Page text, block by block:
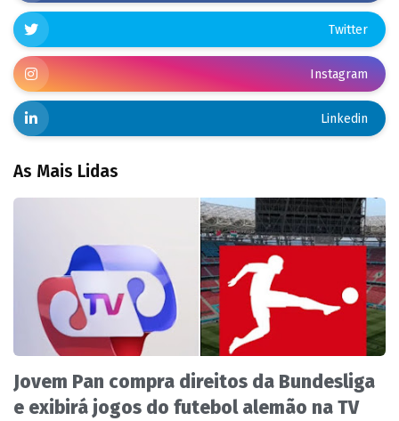
Twitter
Instagram
Linkedin
As Mais Lidas
Jovem Pan compra direitos da Bundesliga
e exibirá jogos do futebol alemão na TV